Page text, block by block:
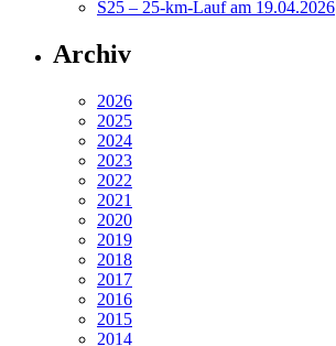
S25 – 25-km-Lauf am 19.04.2026
Archiv
2026
2025
2024
2023
2022
2021
2020
2019
2018
2017
2016
2015
2014